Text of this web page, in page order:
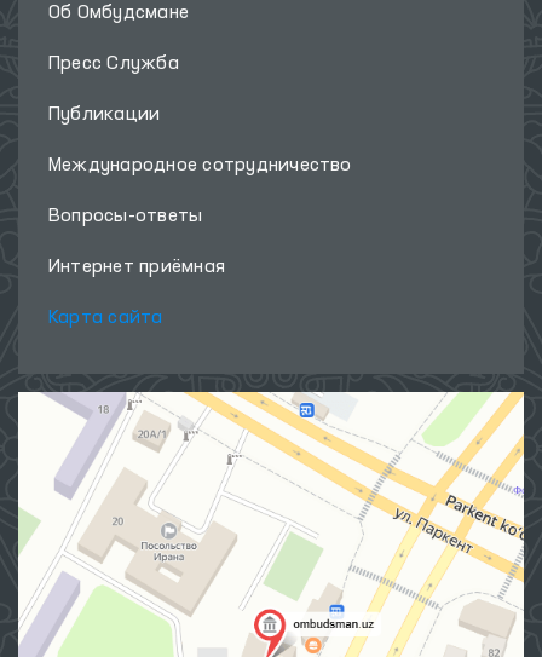
Об Омбудсмане
Пресс Служба
Публикации
Международное сотрудничество
Вопросы-ответы
Интернет приёмная
Карта сайта